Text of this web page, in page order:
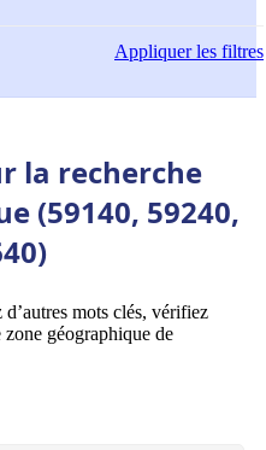
Appliquerles filtres
la recherche
(59140, 59240,
mots clés, vérifiez
géographique de